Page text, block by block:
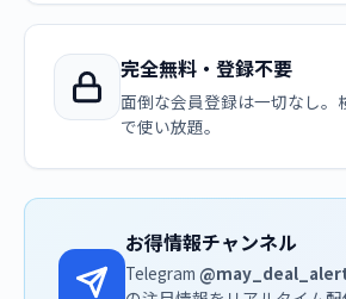
完全無料・登録不要
面倒な会員登録は一切なし。
で使い放題。
お得情報チャンネル
Telegram